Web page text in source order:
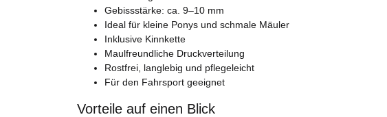
Gebissstärke: ca. 9–10 mm
Ideal für kleine Ponys und schmale Mäuler
Inklusive Kinnkette
Maulfreundliche Druckverteilung
Rostfrei, langlebig und pflegeleicht
Für den Fahrsport geeignet
Vorteile auf einen Blick